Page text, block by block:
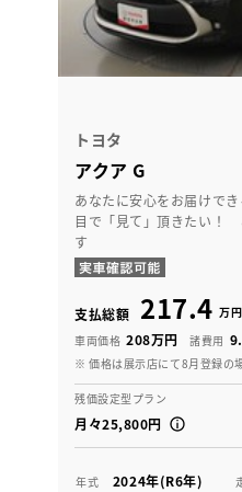
トヨタ
アクア G
あなたに安心をお届けで
目で「見て」頂きたい！
す
支払総額 217.4 万円
車両価格 208万円 諸費用
※ 価格は展示店にて8月登録の
残価設定型プラン
月々25,800円
年式 2024年(R6年)